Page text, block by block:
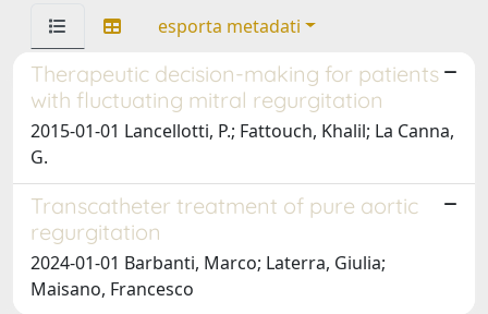
esporta metadati
Therapeutic decision-making for patients
with fluctuating mitral regurgitation
2015-01-01 Lancellotti, P.; Fattouch, Khalil; La Canna,
G.
Transcatheter treatment of pure aortic
regurgitation
2024-01-01 Barbanti, Marco; Laterra, Giulia;
Maisano, Francesco